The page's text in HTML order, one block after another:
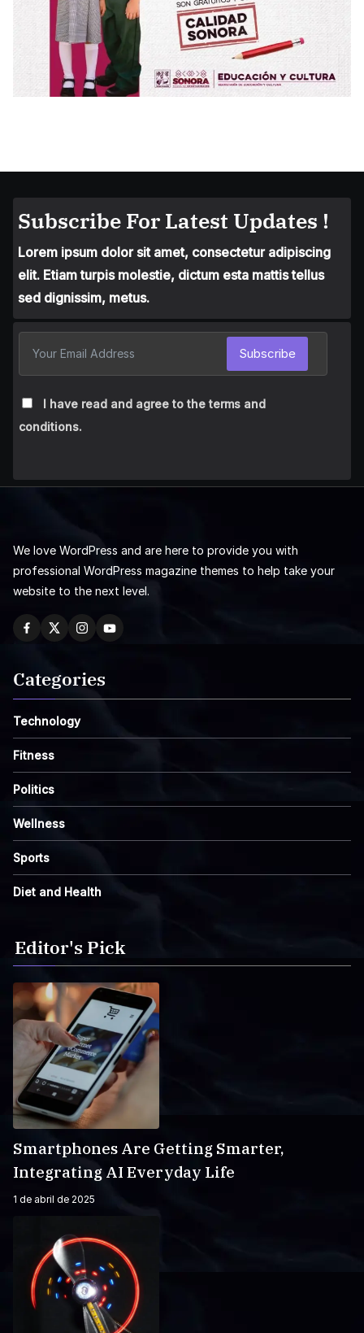
Subscribe For Latest Updates !
Lorem ipsum dolor sit amet, consectetur adipiscing
elit. Etiam turpis molestie, dictum esta mattis tellus
sed dignissim, metus.
I have read and agree to the terms and
conditions.
Subscribe
We love WordPress and are here to provide you with
professional WordPress magazine themes to help take your
website to the next level.
Categories
Technology
Fitness
Politics
Wellness
Sports
Diet and Health
Editor's Pick
Smartphones Are Getting Smarter,
Integrating AI Everyday Life
1 de abril de 2025